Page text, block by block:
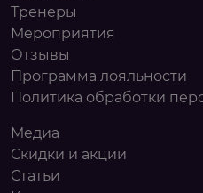
Тренеры
Мероприятия
Отзывы
Программа лояльности
Политика обработки
Медиа
Скидки и акции
Статьи